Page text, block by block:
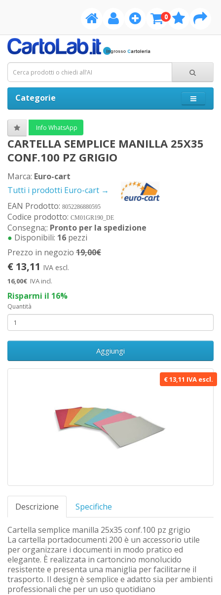
0
Categorie
€ 13,11 IVA escl.
Descrizione Specifiche
Cartella semplice manilla 25x35 conf.100 pz grigio
La cartella portadocumenti 200 è un accessorio utile
per organizzare i documenti in modo pratico ed
elegante. È realizzata in cartoncino monolucido
resistente e presenta una maniglia per facilitarne il
trasporto. Il design è semplice e adatto sia per ambienti
professionali che per un uso quotidiano
Info WhatsApp
CARTELLA SEMPLICE MANILLA 25X35
CONF.100 PZ GRIGIO
Marca: Euro-cart
Tutti i prodotti Euro-cart →
EAN Prodotto: 8052286880595
Codice prodotto: CM01GR190_DE
Consegna;: Pronto per la spedizione
● Disponibili: 16 pezzi
Prezzo in negozio 19,00€
€ 13,11 IVA escl.
16,00€ IVA incl.
Risparmi il 16%
Quantità
Aggiungi